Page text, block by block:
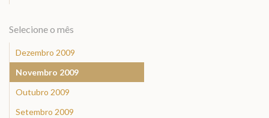
Selecione o mês
Dezembro 2009
Novembro 2009
Outubro 2009
Setembro 2009